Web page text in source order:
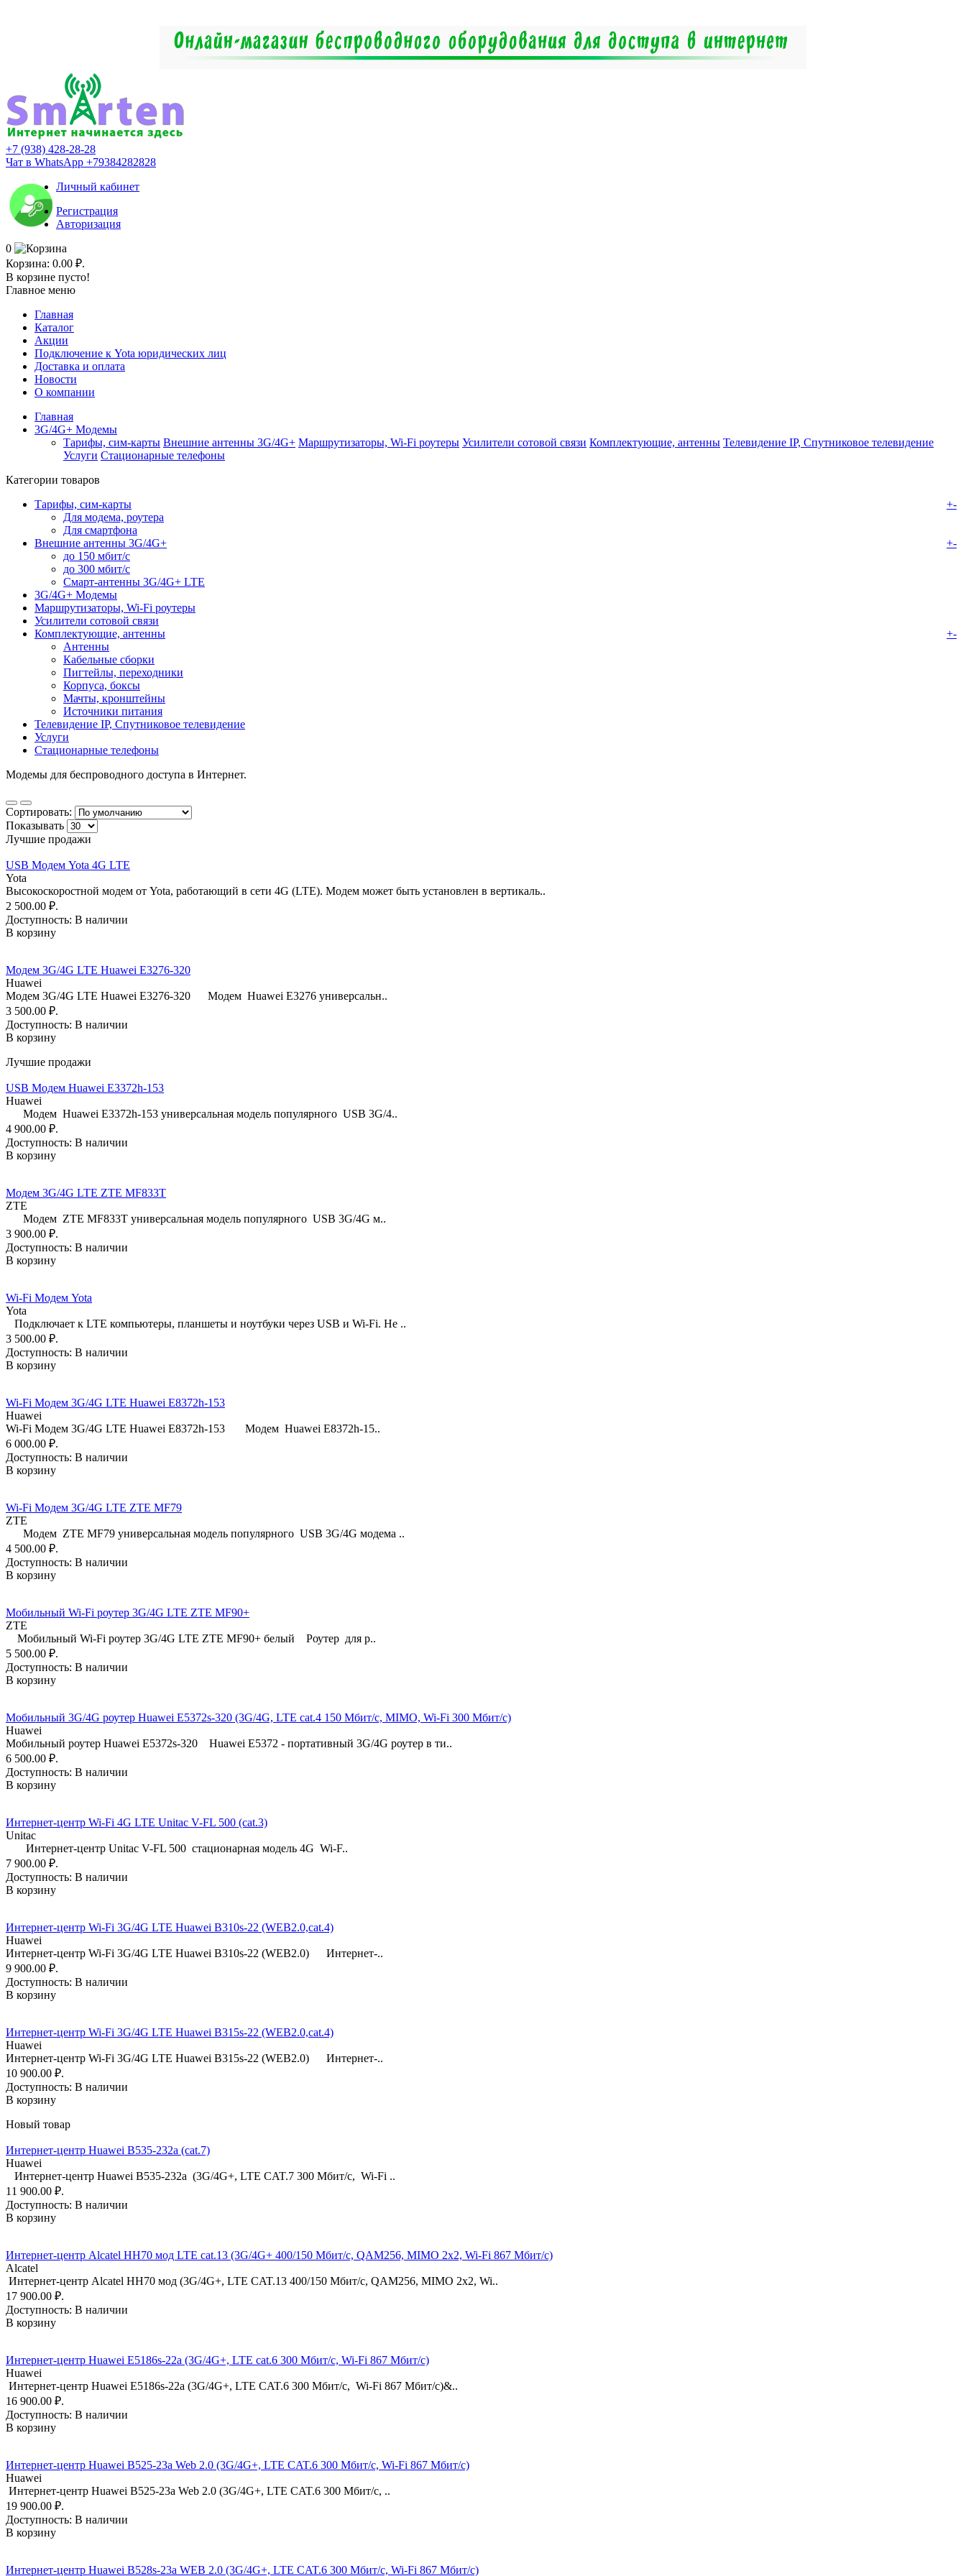
+7 (938) 428-28-28
Чат в WhatsApp +79384282828
Личный кабинет
Регистрация
Авторизация
0
Корзина: 0.00 ₽.
В корзине пусто!
Главное меню
Главная
Каталог
Акции
Подключение к Yota юридических лиц
Доставка и оплата
Новости
О компании
Главная
3G/4G+ Модемы
Тарифы, сим-карты Внешние антенны 3G/4G+ Маршрутизаторы, Wi-Fi роутеры Усилители сотовой связи Комплектующие, антенны Телевидение IP, Спутниковое телевидение
Услуги Стационарные телефоны
Категории товаров
Тарифы, сим-карты
+-
Для модема, роутера
Для смартфона
Внешние антенны 3G/4G+
+-
до 150 мбит/с
до 300 мбит/с
Смарт-антенны 3G/4G+ LTE
3G/4G+ Модемы
Маршрутизаторы, Wi-Fi роутеры
Усилители сотовой связи
Комплектующие, антенны
+-
Антенны
Кабельные сборки
Пигтейлы, переходники
Корпуса, боксы
Мачты, кронштейны
Источники питания
Телевидение IP, Спутниковое телевидение
Услуги
Стационарные телефоны
Модемы для беспроводного доступа в Интернет.
Сортировать:
Показывать
Лучшие продажи
USB Модем Yota 4G LTE
Yota
Высокоскоростной модем от Yota, работающий в сети 4G (LTE). Модем может быть установлен в вертикаль..
2 500.00 ₽.
Доступность: В наличии
В корзину
Модем 3G/4G LTE Huawei E3276-320
Huawei
Модем 3G/4G LTE Huawei E3276-320 Модем Huawei E3276 универсальн..
3 500.00 ₽.
Доступность: В наличии
В корзину
Лучшие продажи
USB Модем Huawei E3372h-153
Huawei
Модем Huawei E3372h-153 универсальная модель популярного USB 3G/4..
4 900.00 ₽.
Доступность: В наличии
В корзину
Модем 3G/4G LTE ZTE MF833T
ZTE
Модем ZTE MF833T универсальная модель популярного USB 3G/4G м..
3 900.00 ₽.
Доступность: В наличии
В корзину
Wi-Fi Модем Yota
Yota
Подключает к LTE компьютеры, планшеты и ноутбуки через USB и Wi-Fi. Не ..
3 500.00 ₽.
Доступность: В наличии
В корзину
Wi-Fi Модем 3G/4G LTE Huawei E8372h-153
Huawei
Wi-Fi Модем 3G/4G LTE Huawei E8372h-153 Модем Huawei E8372h-15..
6 000.00 ₽.
Доступность: В наличии
В корзину
Wi-Fi Модем 3G/4G LTE ZTE MF79
ZTE
Модем ZTE MF79 универсальная модель популярного USB 3G/4G модема ..
4 500.00 ₽.
Доступность: В наличии
В корзину
Мобильный Wi-Fi роутер 3G/4G LTE ZTE MF90+
ZTE
Мобильный Wi-Fi роутер 3G/4G LTE ZTE MF90+ белый Роутер для р..
5 500.00 ₽.
Доступность: В наличии
В корзину
Мобильный 3G/4G роутер Huawei E5372s-320 (3G/4G, LTE cat.4 150 Мбит/с, MIMO, Wi-Fi 300 Мбит/с)
Huawei
Мобильный роутер Huawei E5372s-320 Huawei E5372 - портативный 3G/4G роутер в ти..
6 500.00 ₽.
Доступность: В наличии
В корзину
Интернет-центр Wi-Fi 4G LTE Unitac V-FL 500 (cat.3)
Unitac
Интернет-центр Unitac V-FL 500 стационарная модель 4G Wi-F..
7 900.00 ₽.
Доступность: В наличии
В корзину
Интернет-центр Wi-Fi 3G/4G LTE Huawei B310s-22 (WEB2.0,cat.4)
Huawei
Интернет-центр Wi-Fi 3G/4G LTE Huawei B310s-22 (WEB2.0) Интернет-..
9 900.00 ₽.
Доступность: В наличии
В корзину
Интернет-центр Wi-Fi 3G/4G LTE Huawei B315s-22 (WEB2.0,cat.4)
Huawei
Интернет-центр Wi-Fi 3G/4G LTE Huawei B315s-22 (WEB2.0) Интернет-..
10 900.00 ₽.
Доступность: В наличии
В корзину
Новый товар
Интернет-центр Huawei B535-232a (cat.7)
Huawei
Интернет-центр Huawei B535-232a (3G/4G+, LTE CAT.7 300 Мбит/с, Wi-Fi ..
11 900.00 ₽.
Доступность: В наличии
В корзину
Интернет-центр Alcatel HH70 мод LTE cat.13 (3G/4G+ 400/150 Мбит/с, QAM256, MIMO 2х2, Wi-Fi 867 Мбит/с)
Alcatel
Интернет-центр Alcatel HH70 мод (3G/4G+, LTE CAT.13 400/150 Мбит/с, QAM256, MIMO 2х2, Wi..
17 900.00 ₽.
Доступность: В наличии
В корзину
Интернет-центр Huawei E5186s-22a (3G/4G+, LTE cat.6 300 Мбит/с, Wi-Fi 867 Мбит/с)
Huawei
Интернет-центр Huawei E5186s-22a (3G/4G+, LTE CAT.6 300 Мбит/с, Wi-Fi 867 Мбит/с)&..
16 900.00 ₽.
Доступность: В наличии
В корзину
Интернет-центр Huawei B525-23a Web 2.0 (3G/4G+, LTE CAT.6 300 Мбит/с, Wi-Fi 867 Мбит/с)
Huawei
Интернет-центр Huawei B525-23a Web 2.0 (3G/4G+, LTE CAT.6 300 Мбит/с, ..
19 900.00 ₽.
Доступность: В наличии
В корзину
Интернет-центр Huawei B528s-23a WEB 2.0 (3G/4G+, LTE CAT.6 300 Мбит/с, Wi-Fi 867 Мбит/с)